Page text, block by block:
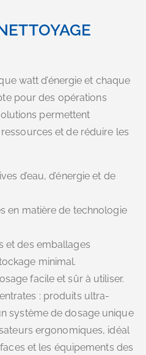
watt d’énergie et chaque
pour des opérations
permettent
ressources et de réduire les
d’eau, d’énergie et de
en matière de technologie
et des emballages
minimal.
facile et sûr à utiliser.
: produits ultra-
système de dosage unique
ergonomiques, idéal
et les équipements des